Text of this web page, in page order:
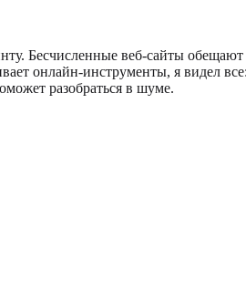
Бесчисленные веб-сайты
онлайн-инструменты, я видел
разобраться в шуме.